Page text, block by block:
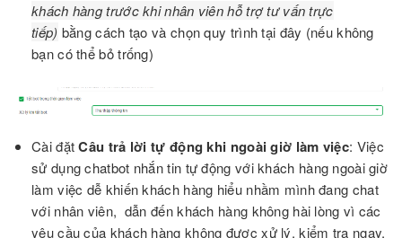
khách hàng trước khi nhân viên hỗ trợ tư vấn trực
tiếp) bằng cách tạo và chọn quy trình tại đây (nếu không
bạn có thể bỏ trống)
Cài đặtCâu trả lời tự động khi ngoài giờ làm việc: Việc
sử dụng chatbot nhắn tin tự động với khách hàng ngoài giờ
làm việc dễ khiến khách hàng hiểu nhầm mình đang chat
với nhân viên, dẫn đến khách hàng không hài lòng vì các
yêu cầu của khách hàng không được xử lý, kiểm tra ngay.